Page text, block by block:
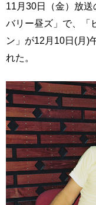
11月30日（金）放
バリー昼ズ」で、「
ン」が12月10日(月)
れた。